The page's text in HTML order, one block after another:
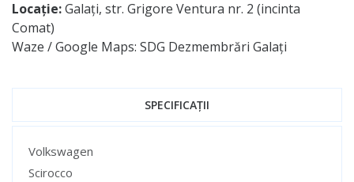
Locație:Galați, str. Grigore Ventura nr. 2 (incinta
Comat)
Waze / Google Maps: SDG Dezmembrări Galați
SPECIFICAȚII
Specificații
Volkswagen
Scirocco